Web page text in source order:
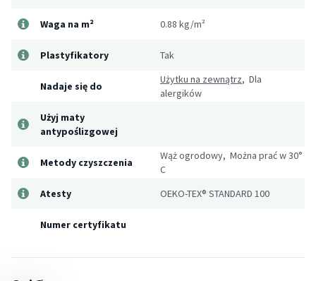
Waga na m² 0.88 kg/m²
Plastyfikatory Tak
Nadaje się do
Użytku na zewnątrz, Dla
alergików
Użyj maty
antypoślizgowej
Metody czyszczenia
Wąż ogrodowy, Można prać w 30°
C
Atesty
OEKO-TEX® STANDARD 100
Numer certyfikatu